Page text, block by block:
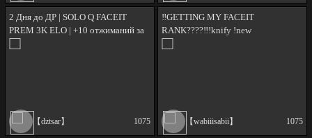
2 Дня до ДР | SOLO Q FACEIT
PREM 3K ELO | +10 отжиманий за
【dztsar】 1075
‼️GETTING MY FACEIT
RANK????‼️!knify !new
【wabiiisabii】 1075